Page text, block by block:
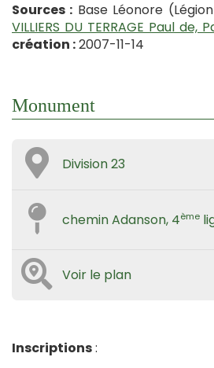
Sources : Base Léonore
VILLIERS DU TERRAGE Paul de,
création :2007-11-14
Monument
Division 23
chemin Adanson, 4ème
Voir le plan
Inscriptions: